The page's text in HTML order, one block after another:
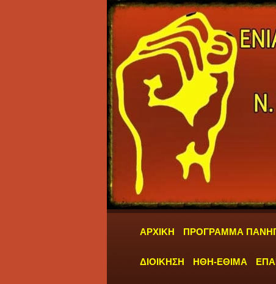
ΑΡΧΙΚΗ ΠΡΟΓΡΑΜΜΑ
ΔΙΟΙΚΗΣΗ ΗΘΗ-ΕΘΙΜΑ